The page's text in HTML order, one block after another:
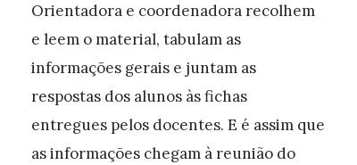
Orientadora e coordenadora recolhem
e leem o material, tabulam as
informações gerais e juntam as
respostas dos alunos às fichas
entregues pelos docentes. E é assim que
as informações chegam à reunião do